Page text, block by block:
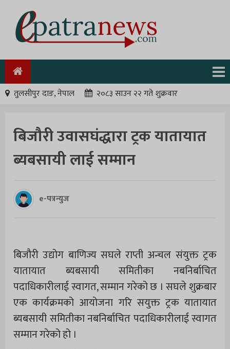
तुलसीपुर दाङ, नेपाल २०८३ साउन २२ गते शुक्रवार
बिजौरी उवासघंद्धारा ट्रक यातायात
ब्यबसायी लाई सम्मान
e-पत्रन्युज
बिजौरी उद्योग बाणिज्य सघले राप्ती अन्चल संयुक्त ट्रक
यातायात ब्यबसायी समितीका नबनिर्बाचित
पदाधिकारीलाई स्वागत, सम्मान गरेको छ । सघले शुक्रबार
एक कार्यक्रमको आयोजना गरि सयुक्त ट्रक यातायात
ब्यबसायी समितीका नबनिर्बाचित पदाधिकारीलाई स्वागत
सम्मान गरेको हो ।